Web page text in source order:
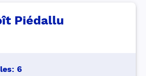
Piédallu
: 6